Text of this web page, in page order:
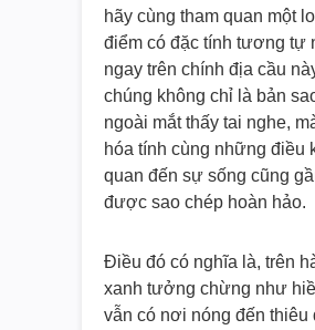
hãy cùng tham quan một
điểm có đặc tính tương tự
ngay trên chính địa cầu
chúng không chỉ là bản
ngoài mắt thấy tai nghe,
hóa tính cùng những điều
quan đến sự sống cũng
được sao chép hoàn hảo.
Điều đó có nghĩa là, trên
xanh tưởng chừng như
vẫn có nơi nóng đến thiêu